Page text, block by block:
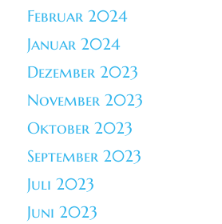
Februar 2024
Januar 2024
Dezember 2023
November 2023
Oktober 2023
September 2023
Juli 2023
Juni 2023